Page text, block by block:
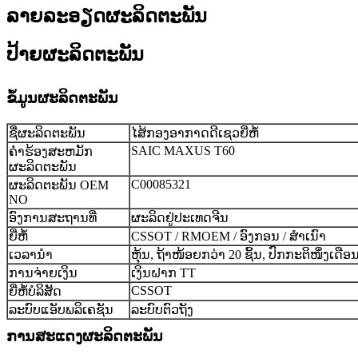
ລາຍລະອຽດຜະລິດຕະພັນ
ປ້າຍຜະລິດຕະພັນ
ຂໍ້ມູນຜະລິດຕະພັນ
ຊື່ຜະລິດຕະພັນ
ໄສ້ກອງອາກາດດີເຊວຍີ່ຫໍ້
ຄໍາຮ້ອງສະຫມັກ
ຜະລິດຕະພັນ
SAIC MAXUS T60
ຜະລິດຕະພັນ OEM
NO
C00085321
ອົງການສະຖານທີ່
ຜະລິດຢູ່ປະເທດຈີນ
ຍີ່ຫໍ້
CSSOT / RMOEM / ອົງກອນ / ສຳເນົາ
ເວລານຳ
ຫຸ້ນ, ຖ້າໜ້ອຍກວ່າ 20 ຊິ້ນ, ປົກກະຕິໜຶ່ງເດືອ
ການຈ່າຍເງິນ
ເງິນຝາກ TT
ຍີ່ຫໍ້ບໍລິສັດ
CSSOT
ລະບົບແອັບພລິເຄຊັນ
ລະບົບຕົວຖັງ
ການສະແດງຜະລິດຕະພັນ